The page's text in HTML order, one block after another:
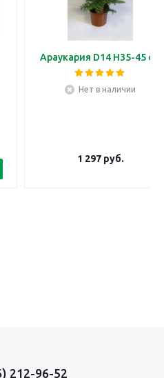
Араукария D14 H35-45 см
Нет в наличии
1 297руб.
212-96-52